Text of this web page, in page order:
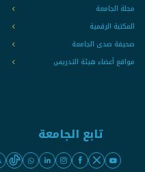
مجلة الجامعة
المكتبة الرقمية
صحيفة صدى الجامعة
مواقع أعضاء هيئة التدريس
تابع الجامعة